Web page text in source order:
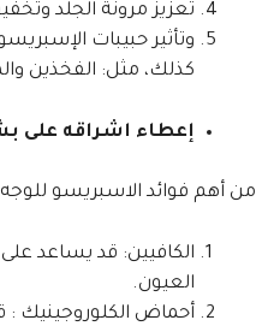
تعزيز مرونة الجلد
وتأثير حبيبات
كذلك، مثل: الفخذين
إعطاء اشراقه على
من أهم فوائد الاسبريسو
الكافيين: قد يساعد
العيون.
أحماض الكلوروجينيك :